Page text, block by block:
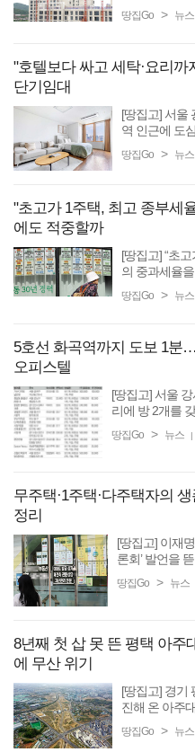
고 있어도 만
땅집Go > 뉴스
"호텔보다 싸고 세탁·요리까
단기임대
[땅집고] 서울
역 인근에 도
면 블루그라
땅집Go > 뉴스
"초고가 1주택, 최고 종부세
에도 적중할까
[땅집고] “초
의 중과세율을 적용한다.”
내용이 담긴
땅집Go > 뉴스
5호선 화곡역까지 도보 1분
오피스텔
[땅집고] 서울
리에 방 2개를
이 이동할 수 있
땅집Go > 뉴스
무주택·1주택·다주택자의
정리
[땅집고] 이재
론회’ 발언을
다. 주택 수뿐
땅집Go > 뉴스
8년째 첫 삽 못 뜬 평택 아주
에 무산 위기
[땅집고] 경기
진해 온 아주
협약을 맺은
땅집Go > 뉴스